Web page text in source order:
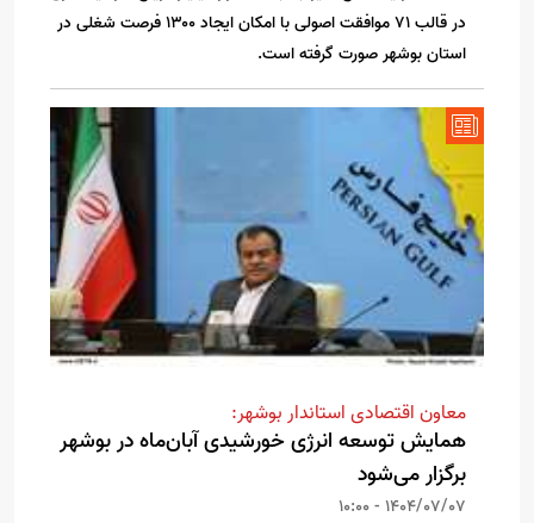
در قالب ۷۱ موافقت اصولی با امکان ایجاد ۱۳۰۰ فرصت شغلی در
استان بوشهر صورت گرفته است.
معاون اقتصادی استاندار بوشهر:
همایش توسعه انرژی خورشیدی آبان‌ماه در بوشهر
برگزار می‌شود
1404/07/07 - 10:00